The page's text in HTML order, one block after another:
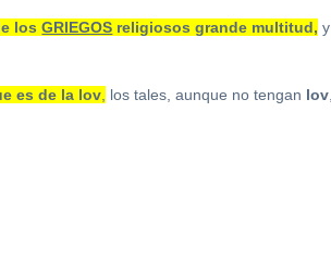
losGRIEGOS religiosos grande multitud, y
es de la lov los tales, aunque no tengan lov